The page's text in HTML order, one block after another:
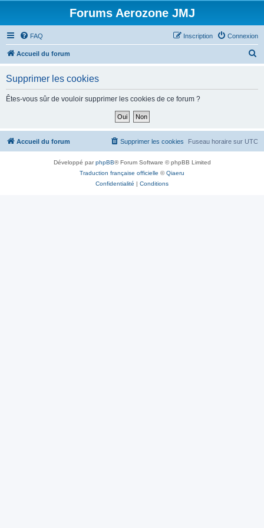
Forums Aerozone JMJ
FAQ Connexion
Inscription
Accueil du forum
h
Supprimer les cookies
Êtes-vous sûr de vouloir supprimer les cookies de ce forum ?
Accueil du forum Fuseau horaire sur UTC
Supprimer les cookies
Développé parphpBB® Forum Software © phpBB Limited
Traduction française officielle ©Qiaeru
Confidentialité | Conditions